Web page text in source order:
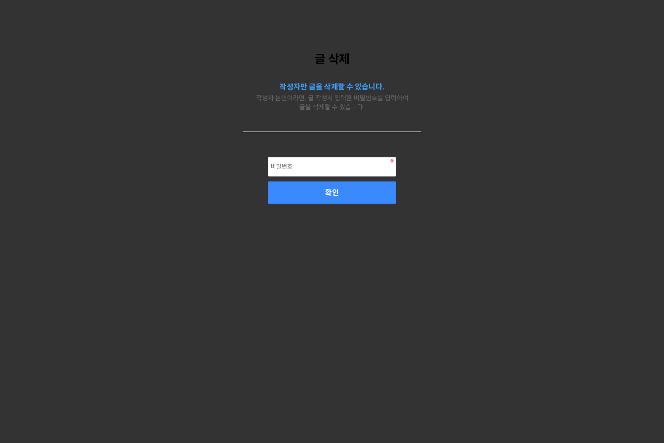
글 삭제
작성자만 글을 삭제할 수 있습니다.
작성자 본인이라면, 글 작성시 입력한 비밀번호를 입력하여
글을 삭제할 수 있습니다.